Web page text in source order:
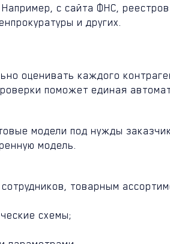
с сайта ФНС, реестров
и других.
оценивать каждого
поможет единая
модели под нужды
модель.
товарным
схемы;